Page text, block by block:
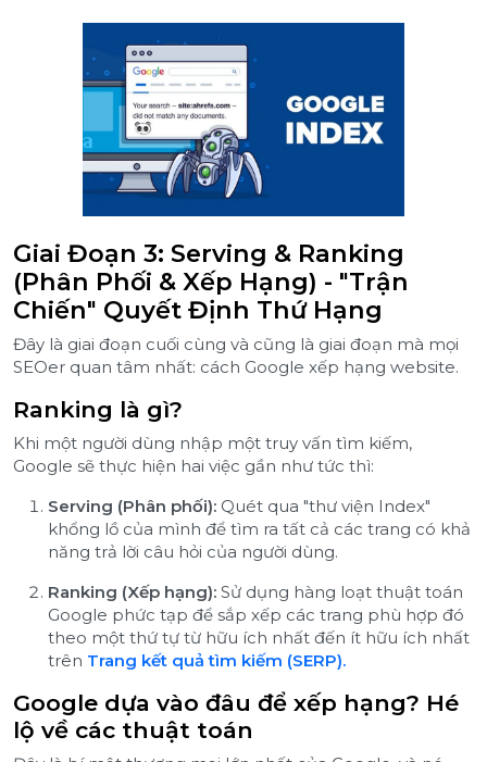
Giai Đoạn 3: Serving & Ranking
(Phân Phối & Xếp Hạng) - "Trận
Chiến" Quyết Định Thứ Hạng
Đây là giai đoạn cuối cùng và cũng là giai đoạn mà mọi
SEOer quan tâm nhất: cách Google xếp hạng website.
Ranking là gì?
Khi một người dùng nhập một truy vấn tìm kiếm,
Google sẽ thực hiện hai việc gần như tức thì:
Serving (Phân phối): Quét qua "thư viện Index"
khổng lồ của mình để tìm ra tất cả các trang có khả
năng trả lời câu hỏi của người dùng.
Ranking (Xếp hạng): Sử dụng hàng loạt thuật toán
Google phức tạp để sắp xếp các trang phù hợp đó
theo một thứ tự từ hữu ích nhất đến ít hữu ích nhất
trên Trang kết quả tìm kiếm (SERP).
Google dựa vào đâu để xếp hạng? Hé
lộ về các thuật toán